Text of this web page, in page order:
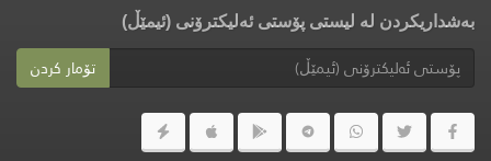
بەشداریکردن لە لیستی پۆستی ئەلیکترۆنی (ئیمێڵ)
تۆمار کردن